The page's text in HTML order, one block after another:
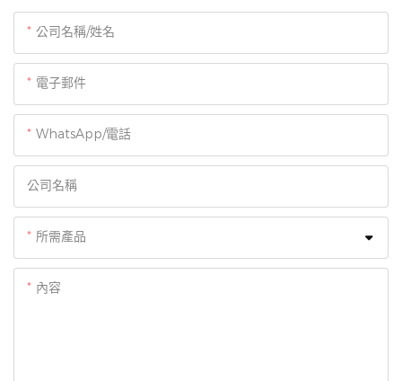
公司名稱/姓名
電子郵件
WhatsApp/電話
公司名稱
所需產品
內容